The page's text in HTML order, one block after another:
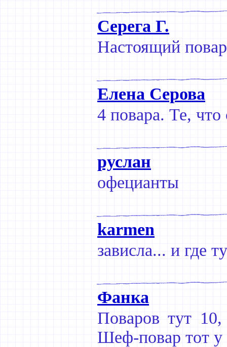
Серега Г.
Настоящий
Елена Серова
4 повара. Те,
руслан
офецианты
karmen
зависла... и где
Фанка
Поваров тут
Шеф-повар тот у